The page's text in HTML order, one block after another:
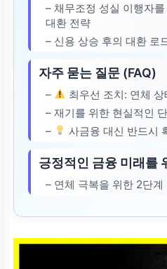
– 채무조정 성실 이행자
대환 전략
– 신용 상승 후의 대환 로
자주 묻는 질문 (FAQ)
–
최우선 조치: 연체
– 재기를 위한 현실적인
–
사금융 대신 반드시
긍정적인 금융 미래를
– 연체 극복을 위한 2단